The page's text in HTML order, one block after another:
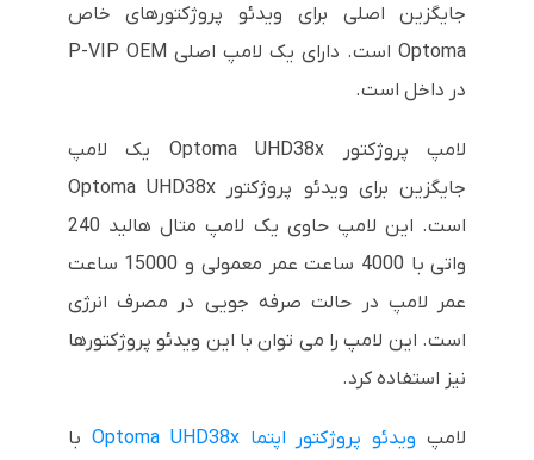
جایگزین اصلی برای ویدئو پروژکتورهای خاص
Optoma است. دارای یک لامپ اصلی P-VIP OEM
در داخل است.
لامپ پروژکتور Optoma UHD38x یک لامپ
جایگزین برای ویدئو پروژکتور Optoma UHD38x
است. این لامپ حاوی یک لامپ متال هالید 240
واتی با 4000 ساعت عمر معمولی و 15000 ساعت
عمر لامپ در حالت صرفه جویی در مصرف انرژی
است. این لامپ را می توان با این ویدئو پروژکتورها
نیز استفاده کرد.
لامپ ویدئو پروژکتور اپتما Optoma UHD38x با